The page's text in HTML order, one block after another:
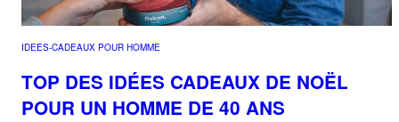
IDEES-CADEAUX POUR HOMME
TOP DES IDÉES CADEAUX DE NOËL
POUR UN HOMME DE 40 ANS